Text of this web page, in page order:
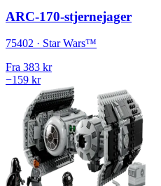
ARC-170-stjernejager
75402 · Star Wars™
Fra 383 kr
−159 kr